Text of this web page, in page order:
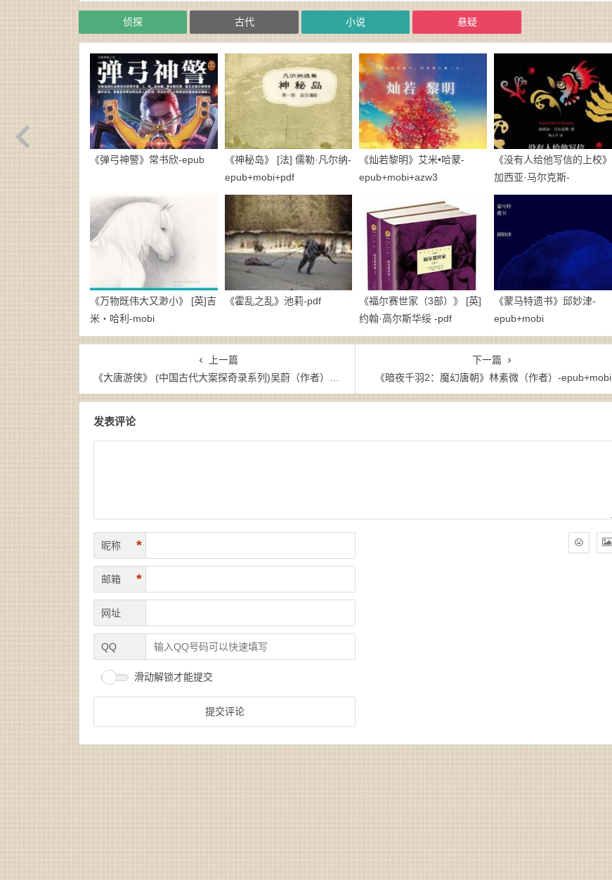
侦探 古代 小说 悬疑
《弹弓神警》常书欣-epub
《神秘岛》 [法] 儒勒·凡尔纳-
epub+mobi+pdf
《灿若黎明》艾米•哈蒙-
epub+mobi+azw3
《没有人给他写信的上校》
加西亚·马尔克斯-
epub+mobi+azw3
《万物既伟大又渺小》 [英]吉
米・哈利-mobi
《霍乱之乱》池莉-pdf
《福尔赛世家（3部）》 [英]
约翰·高尔斯华绥 -pdf
《蒙马特遗书》邱妙津-
epub+mobi
上一篇
《大唐游侠》 (中国古代大案探奇录系列)吴蔚（作者）-epub+mobi+azw3
下一篇
《暗夜千羽2：魔幻唐朝》林素微（作者）-epub+mobi
发表评论
昵称 *
邮箱 *
网址
QQ
滑动解锁才能提交